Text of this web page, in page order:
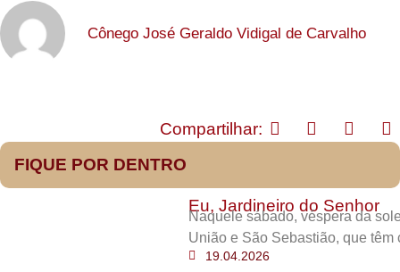
Cônego José Geraldo Vidigal de Carvalho
Compartilhar:
FIQUE POR DENTRO
Eu, Jardineiro do Senhor
Naquele sábado, véspera da
União e São Sebastião, que têm
19.04.2026